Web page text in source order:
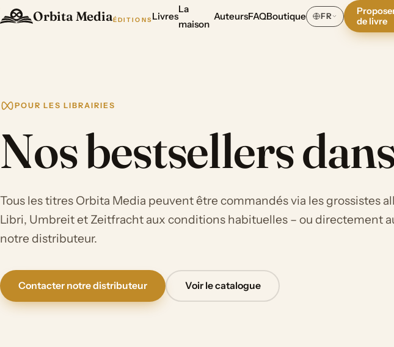
Orbita MediaÉDITIONS Livres
La
maison
AuteursFAQBoutique FR
de livre
POUR LES LIBRAIRIES
Nos bestsellers
Tous les titres Orbita Media peuvent être commandés via les grossistes
Libri, Umbreit et Zeitfracht aux conditions habituelles – ou directement
notre distributeur.
Contacter notre distributeur Voir le catalogue